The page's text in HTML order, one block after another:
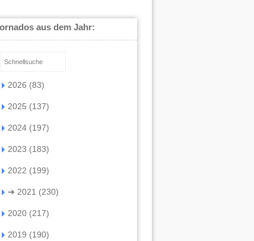
aus dem Jahr:
2026 (83)
2025 (137)
2024 (197)
2023 (183)
2022 (199)
➔ 2021 (230)
2020 (217)
2019 (190)